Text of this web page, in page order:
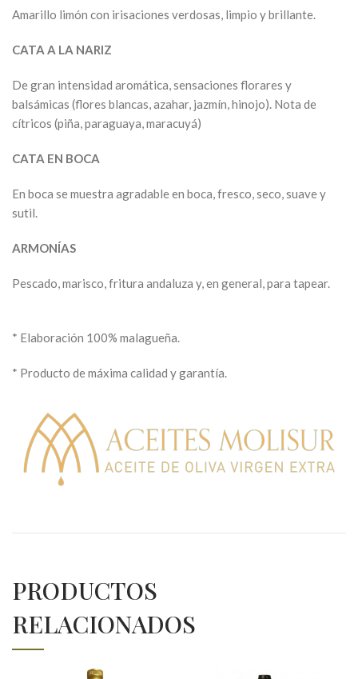
Amarillo limón con irisaciones verdosas, limpio y brillante.
CATA A LA NARIZ
De gran intensidad aromática, sensaciones florares y
balsámicas (flores blancas, azahar, jazmín, hinojo). Nota de
cítricos (piña, paraguaya, maracuyá)
CATA EN BOCA
En boca se muestra agradable en boca, fresco, seco, suave y
sutil.
ARMONÍAS
Pescado, marisco, fritura andaluza y, en general, para tapear.
* Elaboración 100% malagueña.
* Producto de máxima calidad y garantía.
PRODUCTOS
RELACIONADOS